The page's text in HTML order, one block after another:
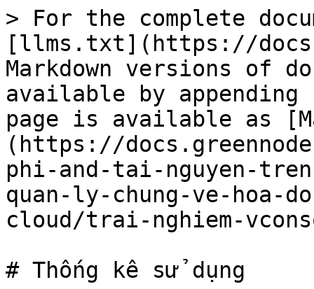
> For the complete
[llms.txt](https://
Markdown versions of
available by
page is available as
(https://
phi-and-tai-nguyen-
quan-ly-chung-ve-hoa-
cloud/trai-nghiem-
# Thống kê sử dụng